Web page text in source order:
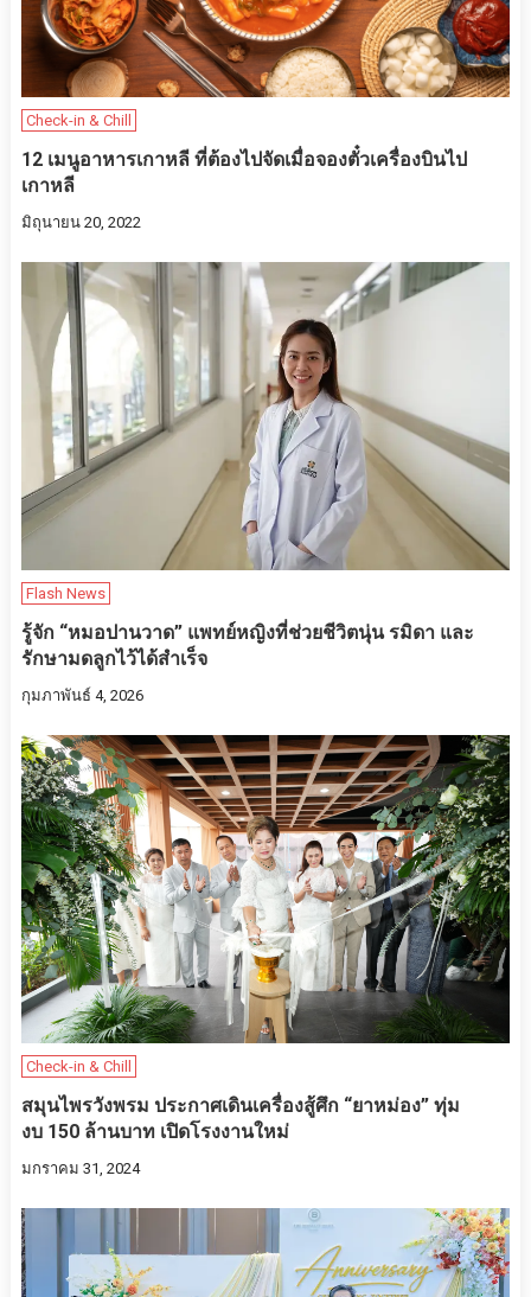
Check-in & Chill
12 เมนูอาหารเกาหลี ที่ต้องไปจัดเมื่อจองตั๋วเครื่องบินไป
เกาหลี
มิถุนายน 20, 2022
Flash News
รู้จัก “หมอปานวาด” แพทย์หญิงที่ช่วยชีวิตนุ่น รมิดา และ
รักษามดลูกไว้ได้สำเร็จ
กุมภาพันธ์ 4, 2026
Check-in & Chill
สมุนไพรวังพรม ประกาศเดินเครื่องสู้ศึก “ยาหม่อง” ทุ่ม
งบ 150 ล้านบาท เปิดโรงงานใหม่
มกราคม 31, 2024